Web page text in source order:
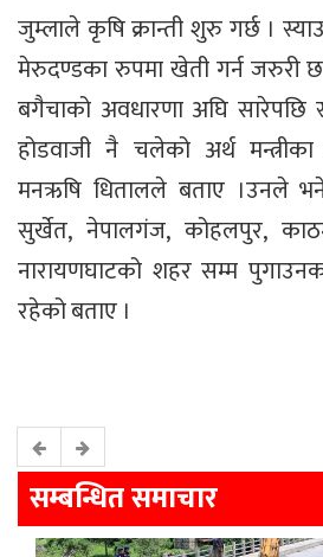
जुम्लाले कृषि क्रान्ती शुरु गर्छ ।
मेरुदण्डका रुपमा खेती गर्न
बगैचाको अवधारणा अघि सारेपछि
होडवाजी नै चलेको अर्थ
मनऋषि धितालले बताए ।उनले
सुर्खेत, नेपालगंज, कोहलपुर,
नारायणघाटको शहर सम्म
रहेको बताए ।
सम्बन्धित समाचार